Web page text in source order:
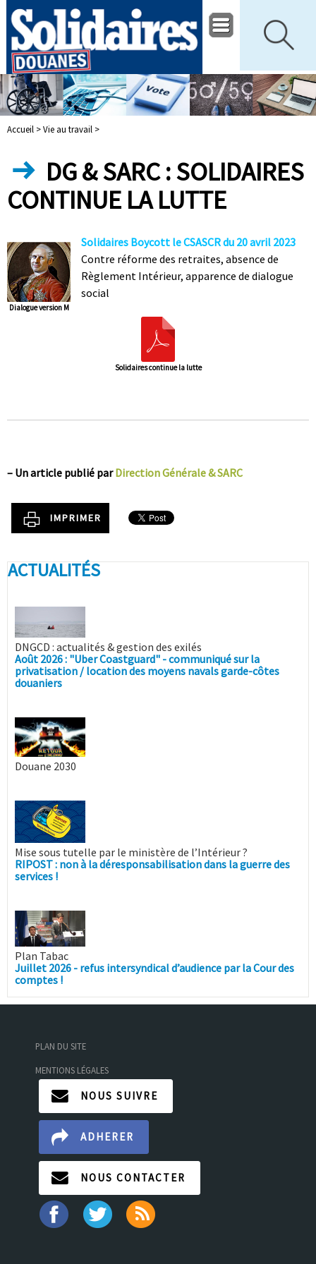
Accueil >Vie au travail >
DG & SARC : SOLIDAIRES
CONTINUE LA LUTTE
Dialogue version M
Solidaires Boycott le CSASCR du 20 avril 2023
Contre réforme des retraites, absence de
Règlement Intérieur, apparence de dialogue
social
Solidaires continue la lutte
– Un article publié parDirection Générale & SARC
IMPRIMER
ACTUALITÉS
DNGCD : actualités & gestion des exilés
Août 2026 : "Uber Coastguard" - communiqué sur la
privatisation / location des moyens navals garde-côtes
douaniers
Douane 2030
Mise sous tutelle par le ministère de l’Intérieur ?
RIPOST : non à la déresponsabilisation dans la guerre des
services !
Plan Tabac
Juillet 2026 - refus intersyndical d’audience par la Cour des
comptes !
PLAN DU SITE
MENTIONS LÉGALES
NOUS SUIVRE
ADHERER
NOUS CONTACTER